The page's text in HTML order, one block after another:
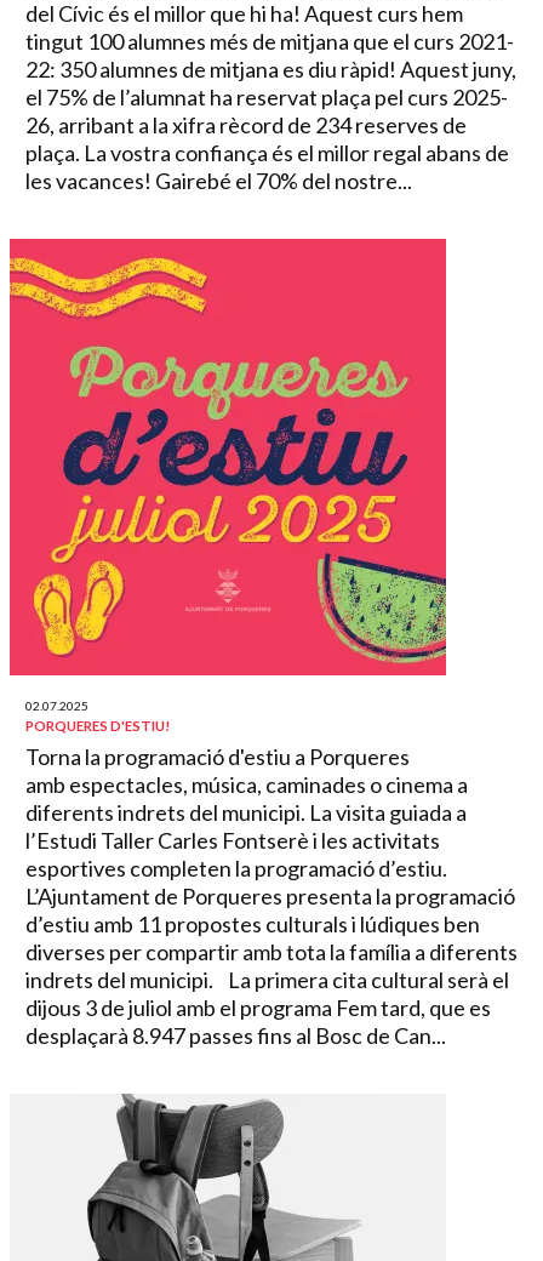
del Cívic és el millor que hi ha! Aquest curs hem
tingut 100 alumnes més de mitjana que el curs 2021-
22: 350 alumnes de mitjana es diu ràpid! Aquest juny,
el 75% de l’alumnat ha reservat plaça pel curs 2025-
26, arribant a la xifra rècord de 234 reserves de
plaça. La vostra confiança és el millor regal abans de
les vacances! Gairebé el 70% del nostre...
02.07.2025
PORQUERES D'ESTIU!
Torna la programació d'estiu a Porqueres
amb espectacles, música, caminades o cinema a
diferents indrets del municipi. La visita guiada a
l’Estudi Taller Carles Fontserè i les activitats
esportives completen la programació d’estiu.
L’Ajuntament de Porqueres presenta la programació
d’estiu amb 11 propostes culturals i lúdiques ben
diverses per compartir amb tota la família a diferents
indrets del municipi. La primera cita cultural serà el
dijous 3 de juliol amb el programa Fem tard, que es
desplaçarà 8.947 passes fins al Bosc de Can...